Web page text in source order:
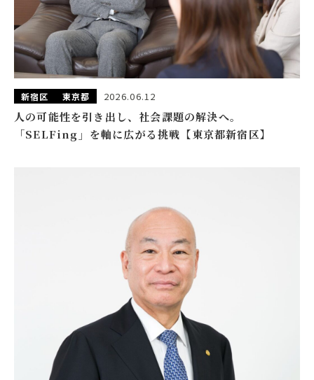
新宿区 東京都 2026.06.12
人の可能性を引き出し、社会課題の解決へ。
「SELFing」を軸に広がる挑戦【東京都新宿区】